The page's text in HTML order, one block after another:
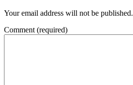
Your email address will not be published.
Comment (required)